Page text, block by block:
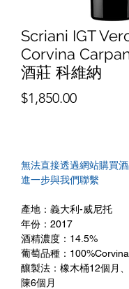
Scriani IGT
Corvina
酒莊 科維納
$1,850.00價
無法直接透過網站購買
進一步與我們聯繫
產地：義大利-威尼托
年份：2017
酒精濃度：14.5%
葡萄品種：100%Corvina
釀製法：橡木桶12個月
陳6個月